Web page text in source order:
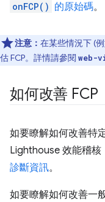
onFCP() 的原始碼。
注意： 在某些情況下 (
估 FCP。詳情請參閱 web-
如何改善 FCP
如要瞭解如何改善特
Lighthouse 效能稽核
診斷資訊。
如要瞭解如何改善一